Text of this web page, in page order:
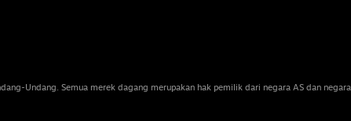
Undang. Semua merek dagang merupakan hak pemilik dari negara AS dan